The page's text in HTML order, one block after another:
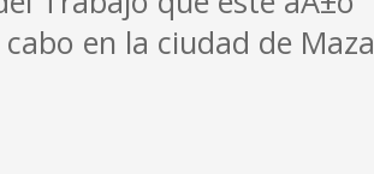
cabo en la ciudad de